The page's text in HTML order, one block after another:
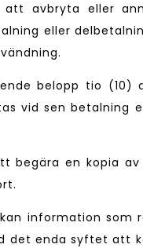
att avbryta eller
eller
belopp tio
vid sen
begära en kopia
information
det enda syftet